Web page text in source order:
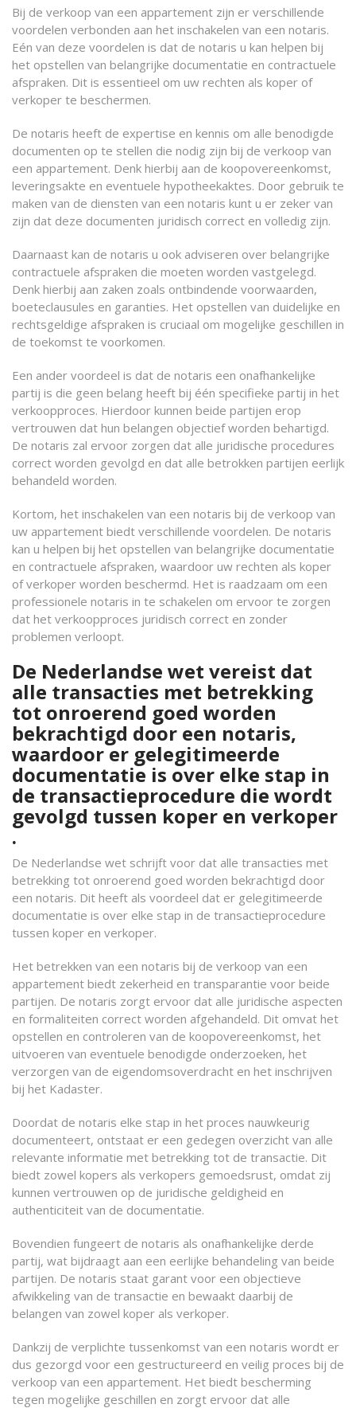
Bij de verkoop van een appartement zijn er verschillende
voordelen verbonden aan het inschakelen van een notaris.
Eén van deze voordelen is dat de notaris u kan helpen bij
het opstellen van belangrijke documentatie en contractuele
afspraken. Dit is essentieel om uw rechten als koper of
verkoper te beschermen.
De notaris heeft de expertise en kennis om alle benodigde
documenten op te stellen die nodig zijn bij de verkoop van
een appartement. Denk hierbij aan de koopovereenkomst,
leveringsakte en eventuele hypotheekaktes. Door gebruik te
maken van de diensten van een notaris kunt u er zeker van
zijn dat deze documenten juridisch correct en volledig zijn.
Daarnaast kan de notaris u ook adviseren over belangrijke
contractuele afspraken die moeten worden vastgelegd.
Denk hierbij aan zaken zoals ontbindende voorwaarden,
boeteclausules en garanties. Het opstellen van duidelijke en
rechtsgeldige afspraken is cruciaal om mogelijke geschillen in
de toekomst te voorkomen.
Een ander voordeel is dat de notaris een onafhankelijke
partij is die geen belang heeft bij één specifieke partij in het
verkoopproces. Hierdoor kunnen beide partijen erop
vertrouwen dat hun belangen objectief worden behartigd.
De notaris zal ervoor zorgen dat alle juridische procedures
correct worden gevolgd en dat alle betrokken partijen eerlijk
behandeld worden.
Kortom, het inschakelen van een notaris bij de verkoop van
uw appartement biedt verschillende voordelen. De notaris
kan u helpen bij het opstellen van belangrijke documentatie
en contractuele afspraken, waardoor uw rechten als koper
of verkoper worden beschermd. Het is raadzaam om een
professionele notaris in te schakelen om ervoor te zorgen
dat het verkoopproces juridisch correct en zonder
problemen verloopt.
De Nederlandse wet vereist dat
alle transacties met betrekking
tot onroerend goed worden
bekrachtigd door een notaris,
waardoor er gelegitimeerde
documentatie is over elke stap in
de transactieprocedure die wordt
gevolgd tussen koper en verkoper
.
De Nederlandse wet schrijft voor dat alle transacties met
betrekking tot onroerend goed worden bekrachtigd door
een notaris. Dit heeft als voordeel dat er gelegitimeerde
documentatie is over elke stap in de transactieprocedure
tussen koper en verkoper.
Het betrekken van een notaris bij de verkoop van een
appartement biedt zekerheid en transparantie voor beide
partijen. De notaris zorgt ervoor dat alle juridische aspecten
en formaliteiten correct worden afgehandeld. Dit omvat het
opstellen en controleren van de koopovereenkomst, het
uitvoeren van eventuele benodigde onderzoeken, het
verzorgen van de eigendomsoverdracht en het inschrijven
bij het Kadaster.
Doordat de notaris elke stap in het proces nauwkeurig
documenteert, ontstaat er een gedegen overzicht van alle
relevante informatie met betrekking tot de transactie. Dit
biedt zowel kopers als verkopers gemoedsrust, omdat zij
kunnen vertrouwen op de juridische geldigheid en
authenticiteit van de documentatie.
Bovendien fungeert de notaris als onafhankelijke derde
partij, wat bijdraagt aan een eerlijke behandeling van beide
partijen. De notaris staat garant voor een objectieve
afwikkeling van de transactie en bewaakt daarbij de
belangen van zowel koper als verkoper.
Dankzij de verplichte tussenkomst van een notaris wordt er
dus gezorgd voor een gestructureerd en veilig proces bij de
verkoop van een appartement. Het biedt bescherming
tegen mogelijke geschillen en zorgt ervoor dat alle